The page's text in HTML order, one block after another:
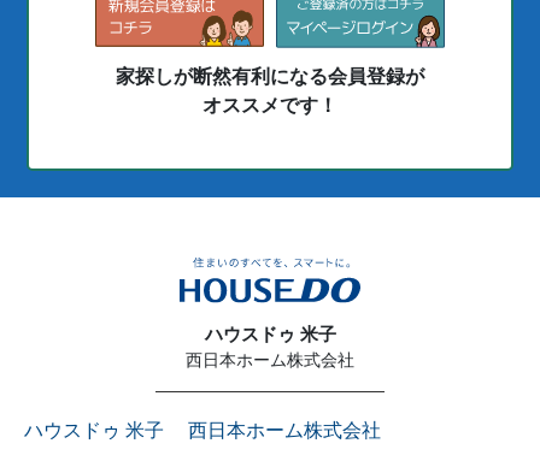
家探しが断然有利になる会員登録が
オススメです！
ハウスドゥ 米子
西日本ホーム株式会社
ハウスドゥ 米子 西日本ホーム株式会社